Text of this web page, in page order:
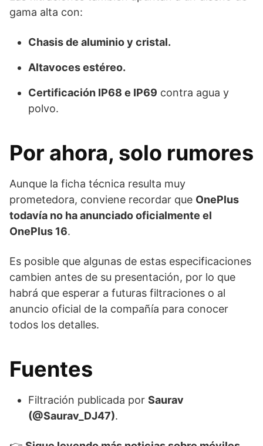
gama alta con:
Chasis de aluminio y cristal.
Altavoces estéreo.
Certificación IP68 e IP69 contra agua y
polvo.
Por ahora, solo rumores
Aunque la ficha técnica resulta muy
prometedora, conviene recordar que OnePlus
todavía no ha anunciado oficialmente el
OnePlus 16.
Es posible que algunas de estas especificaciones
cambien antes de su presentación, por lo que
habrá que esperar a futuras filtraciones o al
anuncio oficial de la compañía para conocer
todos los detalles.
Fuentes
Filtración publicada por Saurav
(@Saurav_DJ47).